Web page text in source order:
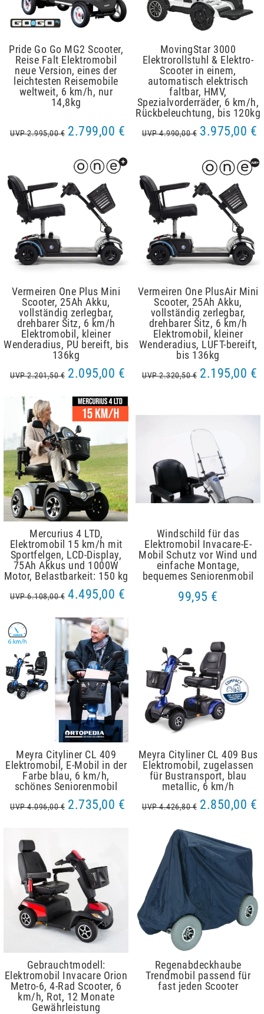
Pride Go Go MG2 Scooter,
Reise Falt Elektromobil
neue Version, eines der
leichtesten Reisemobile
weltweit, 6 km/h, nur
14,8kg
UVP 2.995,00 € 2.799,00 €
MovingStar 3000
Elektrorollstuhl & Elektro-
Scooter in einem,
automatisch elektrisch
faltbar, HMV,
Spezialvorderräder, 6 km/h,
Rückbeleuchtung, bis 120kg
UVP 4.990,00 € 3.975,00 €
Vermeiren One Plus Mini
Scooter, 25Ah Akku,
vollständig zerlegbar,
drehbarer Sitz, 6 km/h
Elektromobil, kleiner
Wenderadius, PU bereift, bis
136kg
UVP 2.201,50 € 2.095,00 €
Vermeiren One PlusAir Mini
Scooter, 25Ah Akku,
vollständig zerlegbar,
drehbarer Sitz, 6 km/h
Elektromobil, kleiner
Wenderadius, LUFT-bereift,
bis 136kg
UVP 2.320,50 € 2.195,00 €
Mercurius 4 LTD,
Elektromobil 15 km/h mit
Sportfelgen, LCD-Display,
75Ah Akkus und 1000W
Motor, Belastbarkeit: 150 kg
UVP 6.108,00 € 4.495,00 €
Windschild für das
Elektromobil Invacare-E-
Mobil Schutz vor Wind und
einfache Montage,
bequemes Seniorenmobil
99,95 €
Meyra Cityliner CL 409
Elektromobil, E-Mobil in der
Farbe blau, 6 km/h,
schönes Seniorenmobil
UVP 4.096,00 € 2.735,00 €
Meyra Cityliner CL 409 Bus
Elektromobil, zugelassen
für Bustransport, blau
metallic, 6 km/h
UVP 4.426,80 € 2.850,00 €
Gebrauchtmodell:
Elektromobil Invacare Orion
Metro-6, 4-Rad Scooter, 6
km/h, Rot, 12 Monate
Gewährleistung
Regenabdeckhaube
Trendmobil passend für
fast jeden Scooter